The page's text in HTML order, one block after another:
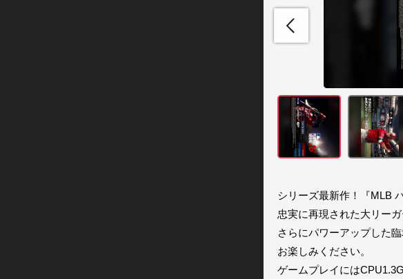
シリーズ最新作！『MLB
忠実に再現された大リー
さらにパワーアップした
お楽しみください。
ゲームプレイには